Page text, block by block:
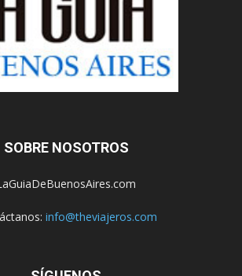
SOBRE NOSOTROS
info@theviajeros.com